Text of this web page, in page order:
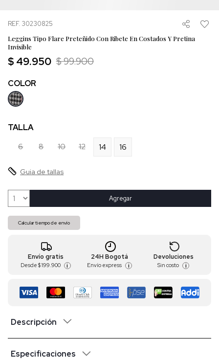
REF. 30230825
Leggins Tipo Flare Preteñido Con Ribete En Costados Y Pretina
Invisible
$ 49.950 $ 99.900
COLOR
TALLA
6
8 10 12 14 16
Guia de tallas
Agregar
Calcular tiempo de envío
Envío gratis
Desde $ 199.900 i
24H Bogotá
Envío express i
Devoluciones
Sin costo i
Descripción
Especificaciones